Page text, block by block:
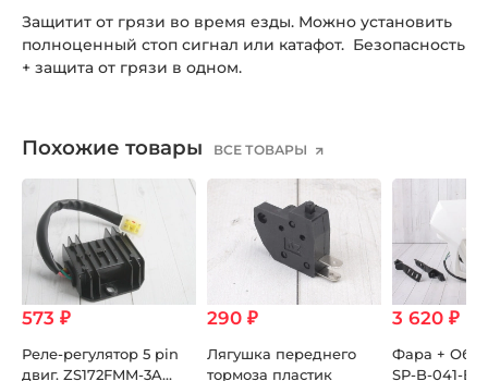
Защитит от грязи во время езды. Можно установить
полноценный стоп сигнал или катафот. Безопасность
+ защита от грязи в одном.
Похожие товары ВСЕ ТОВАРЫ
573 ₽
Реле-регулятор 5 pin
двиг. ZS172FMM-3A
290 ₽
Лягушка переднего
тормоза пластик
3 620 ₽
Фара +
SP-B-041-B